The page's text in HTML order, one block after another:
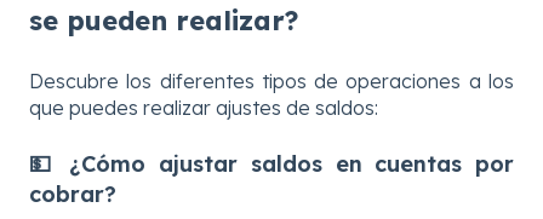
se pueden realizar?
Descubre los diferentes tipos de operaciones a los
que puedes realizar ajustes de saldos:
💵 ¿Cómo ajustar saldos en cuentas por
cobrar?